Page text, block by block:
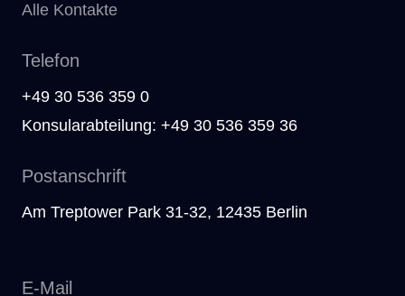
Alle Kontakte
Telefon
+49 30 536 359 0
Konsularabteilung: +49 30 536 359 36
Postanschrift
Am Treptower Park 31-32, 12435 Berlin
E-Mail